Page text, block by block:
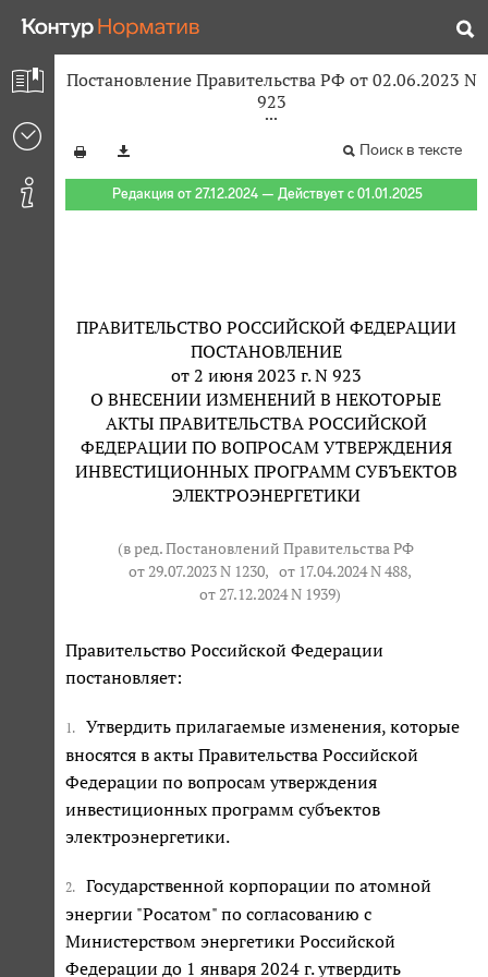
Постановление Правительства РФ от 02.06.2023 N
923
Поиск в тексте
Редакция от 27.12.2024 — Действует с 01.01.2025
ПРАВИТЕЛЬСТВО РОССИЙСКОЙ ФЕДЕРАЦИИ
ПОСТАНОВЛЕНИЕ
от 2 июня 2023 г. N 923
О ВНЕСЕНИИ ИЗМЕНЕНИЙ В НЕКОТОРЫЕ
АКТЫ ПРАВИТЕЛЬСТВА РОССИЙСКОЙ
ФЕДЕРАЦИИ ПО ВОПРОСАМ УТВЕРЖДЕНИЯ
ИНВЕСТИЦИОННЫХ ПРОГРАММ СУБЪЕКТОВ
ЭЛЕКТРОЭНЕРГЕТИКИ
(в ред. Постановлений Правительства РФ
от 29.07.2023 N 1230, от 17.04.2024 N 488,
от 27.12.2024 N 1939)
Правительство Российской Федерации
постановляет:
1.
Утвердить прилагаемые изменения, которые
вносятся в акты Правительства Российской
Федерации по вопросам утверждения
инвестиционных программ субъектов
электроэнергетики.
2.
Государственной корпорации по атомной
энергии "Росатом" по согласованию с
Министерством энергетики Российской
Федерации до 1 января 2024 г. утвердить